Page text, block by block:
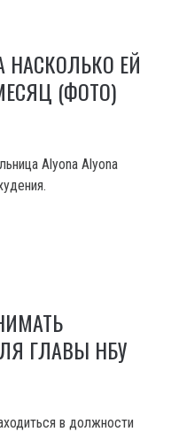
НАСКОЛЬКО ЕЙ
(ФОТО)
Alyona Alyona
ГЛАВЫ НБУ
в должности